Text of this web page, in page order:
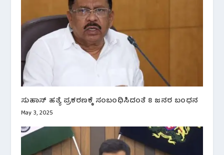
ಸುಹಾಸ್ ಹತ್ಯೆ ಪ್ರಕರಣಕ್ಕೆ ಸಂಬಂಧಿಸಿದಂತೆ 8 ಜನರ ಬಂಧನ
May 3, 2025